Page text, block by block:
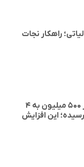
راهکار نجات
خودروی جک از ۵۰۰ میلیون به ۴
این افزایش